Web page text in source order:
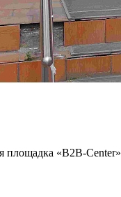
площадка «B2B-Center»